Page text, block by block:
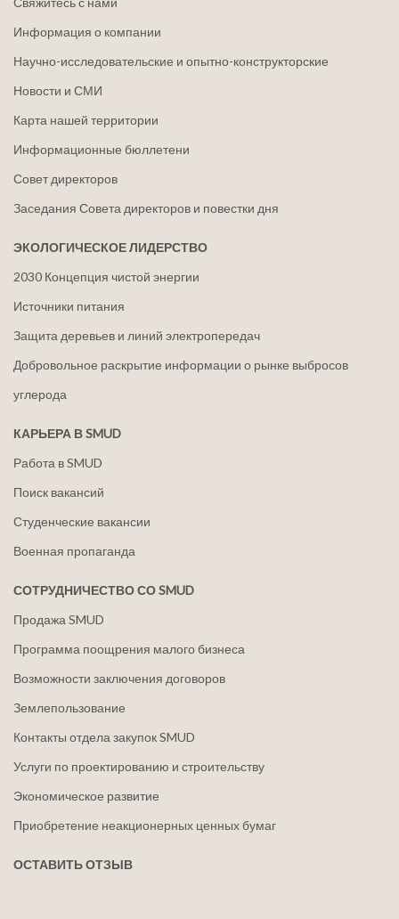
Информация о компании
Научно-исследовательские и опытно-конструкторские
Новости и СМИ
Карта нашей территории
Информационные бюллетени
Совет директоров
Заседания Совета директоров и повестки дня
ЭКОЛОГИЧЕСКОЕ ЛИДЕРСТВО
2030 Концепция чистой энергии
Источники питания
Защита деревьев и линий электропередач
Добровольное раскрытие информации о рынке выбросов
углерода
КАРЬЕРА В SMUD
Работа в SMUD
Поиск вакансий
Студенческие вакансии
Военная пропаганда
СОТРУДНИЧЕСТВО СО SMUD
Продажа SMUD
Программа поощрения малого бизнеса
Возможности заключения договоров
Землепользование
Контакты отдела закупок SMUD
Услуги по проектированию и строительству
Экономическое развитие
Приобретение неакционерных ценных бумаг
ОСТАВИТЬ ОТЗЫВ